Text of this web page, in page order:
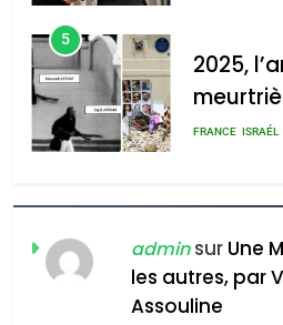
5
2025,
rapport
FRANCE ISRAÉL
FIÈRE,
MA
Zrihen-
ISRAÉL
adminsur Une
les autres, par
Assouline